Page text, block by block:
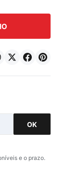
OK
e o prazo.